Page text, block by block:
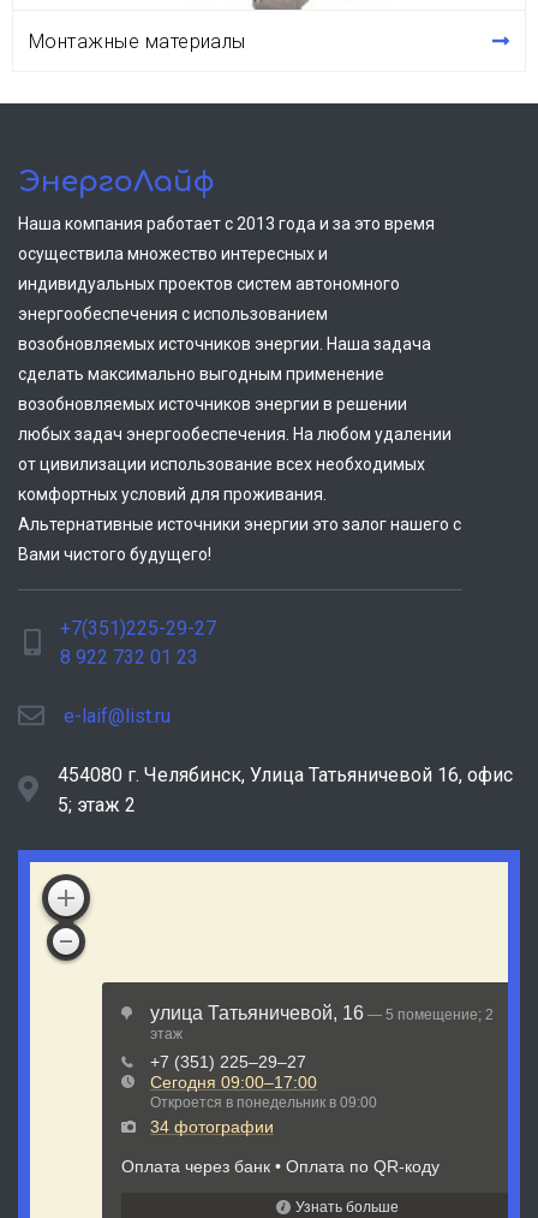
Монтажные материалы
ЭнергоЛайф
Наша компания работает с 2013 года и за это время
осуществила множество интересных и
индивидуальных проектов систем автономного
энергообеспечения с использованием
возобновляемых источников энергии. Наша задача
сделать максимально выгодным применение
возобновляемых источников энергии в решении
любых задач энергообеспечения. На любом удалении
от цивилизации использование всех необходимых
комфортных условий для проживания.
Альтернативные источники энергии это залог нашего с
Вами чистого будущего!
+7(351)225-29-27
8 922 732 01 23
e-laif@list.ru
454080 г. Челябинск, ​Улица Татьяничевой 16, офис
5; этаж 2